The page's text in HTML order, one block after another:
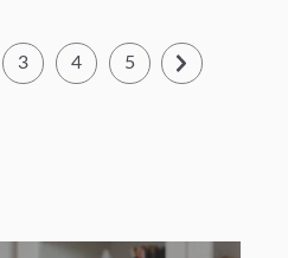
3 4 5